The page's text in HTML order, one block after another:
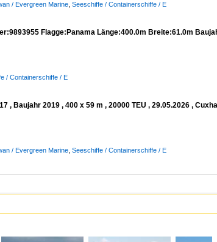
/ Evergreen Marine Seeschiffe / Containerschiffe / E
Flagge:Panama Länge:400.0m Breite:61.0m
/ Containerschiffe / E
, Baujahr 2019 , 400 x 59 m , 20000 TEU , 29.05.2026 ,
/ Evergreen Marine Seeschiffe / Containerschiffe / E